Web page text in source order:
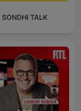
SONDHI TALK